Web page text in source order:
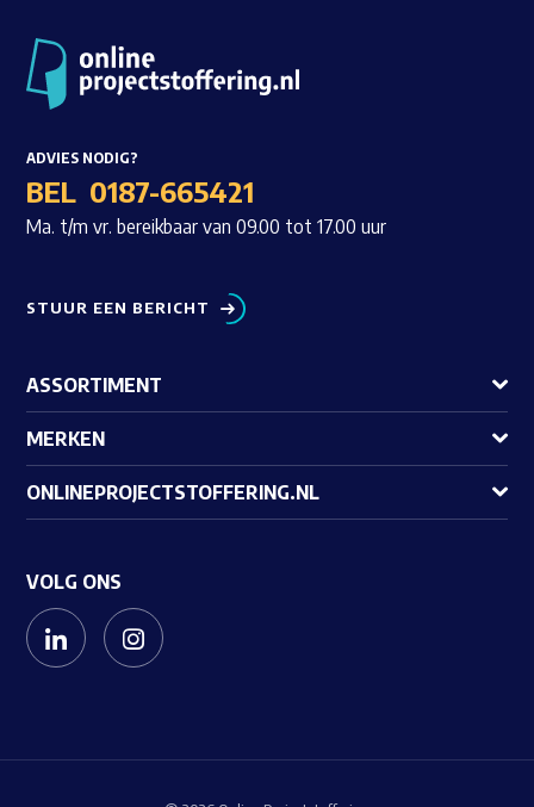
ADVIES NODIG?
BEL 0187-665421
Ma. t/m vr. bereikbaar van 09.00 tot 17.00 uur
STUUR EEN BERICHT
ASSORTIMENT
MERKEN
ONLINEPROJECTSTOFFERING.NL
VOLG ONS